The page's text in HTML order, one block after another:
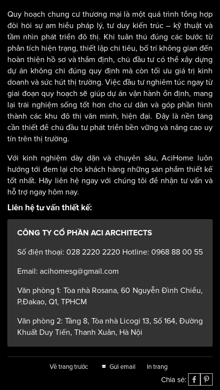
Quy hoạch chung cư thương mại là một quá trình tổng hợp
đòi hỏi sự am hiểu pháp lý, tư duy kiến trúc – kỹ thuật và
tầm nhìn phát triển đô thị. Khi tuân thủ đúng các bước từ
phân tích hiện trạng, thiết lập chỉ tiêu, bố trí không gian đến
hoàn thiện hồ sơ và thẩm định, chủ đầu tư có thể xây dựng
dự án không chỉ đúng quy định mà còn tối ưu giá trị kinh
doanh và sức hút thị trường. Việc đầu tư nghiêm túc ngay từ
giai đoạn quy hoạch sẽ giúp dự án vận hành ổn định, mang
lại trải nghiệm sống tốt hơn cho cư dân và góp phần hình
thành các khu đô thị văn minh, hiện đại. Đây là nền tảng
cần thiết để chủ đầu tư phát triển bền vững và nâng cao uy
tín trên thị trường.
Với kinh nghiệm dày dặn và chuyên sâu, AciHome luôn
hướng tới đem lại cho khách hàng những sản phẩm thiết kế
tốt nhất. Hãy liên hệ ngay với chúng tôi để nhận tư vấn và
hỗ trợ ngay hôm nay.
Liên hệ tư vấn thiết kế:
CÔNG TY CỔ PHẦN ACI ARCHITECTS
Số điện thoại: 028 2220 2220 Hotline: 0968 88 00 55
Email: acihomesg@gmail.com
Văn phòng 1: Tòa nhà Rosana, 60 Nguyễn Đình Chiểu,
P.Đakao, Q1, TPHCM
Văn phòng 2: Tầng 8, Tòa nhà Licogi 13, Số 164, Đường
Khuất Duy Tiến, Thanh Xuân, Hà Nội
Về trang trước Gửi email In trang
Chia sẻ: